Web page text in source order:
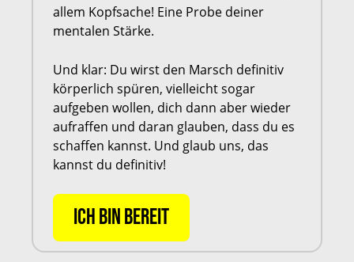
allem Kopfsache! Eine Probe deiner
mentalen Stärke.
Und klar: Du wirst den Marsch definitiv
körperlich spüren, vielleicht sogar
aufgeben wollen, dich dann aber wieder
aufraffen und daran glauben, dass du es
schaffen kannst. Und glaub uns, das
kannst du definitiv!
ICH BIN BEREIT